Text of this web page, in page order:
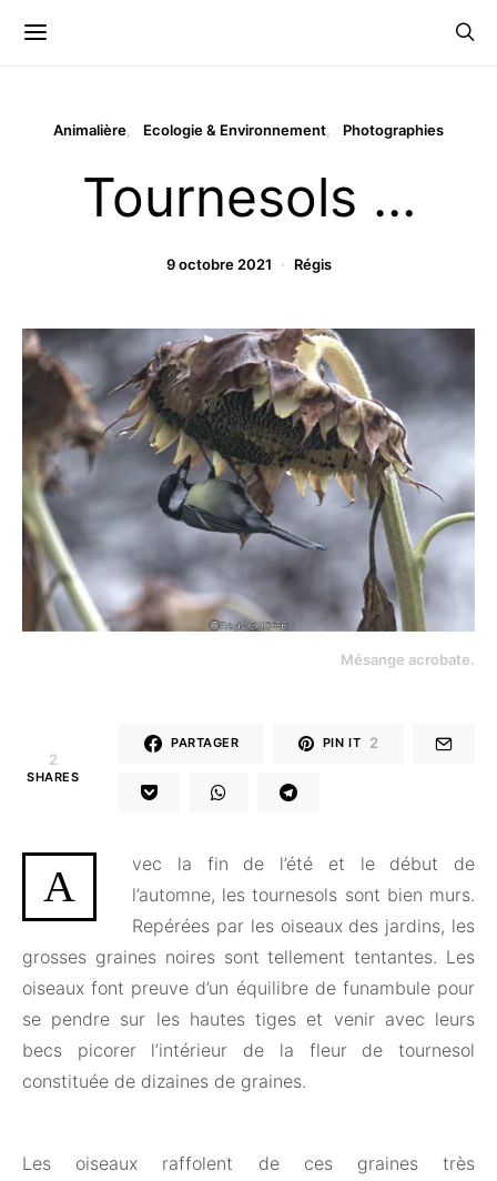
Animalière Ecologie & Environnement Photographies
Tournesols …
9 octobre 2021 Régis
Mésange acrobate.
2
SHARES
PARTAGER PIN IT 2
A
vec la fin de l’été et le début de
l’automne, les tournesols sont bien murs.
Repérées par les oiseaux des jardins, les
grosses graines noires sont tellement tentantes. Les
oiseaux font preuve d’un équilibre de funambule pour
se pendre sur les hautes tiges et venir avec leurs
becs picorer l’intérieur de la fleur de tournesol
constituée de dizaines de graines.
Les oiseaux raffolent de ces graines très